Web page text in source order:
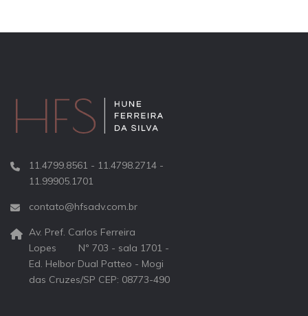
11.4799.8561 - 11.4798.2714 -
11.99905.1701
contato@hfsadv.com.br
Av. Pref. Carlos Ferreira
Lopes Nº 703 - sala 1701 -
Ed. Helbor Dual Patteo - Mogi
das Cruzes/SP CEP: 08773-490